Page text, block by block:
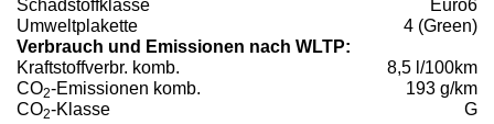
Schadstoffklasse
Euro6
Umweltplakette
4 (Green)
Verbrauch und Emissionen nach WLTP:
Kraftstoffverbr. komb.
8,5 l/100km
CO2-Emissionen komb.
193 g/km
CO2-Klasse G